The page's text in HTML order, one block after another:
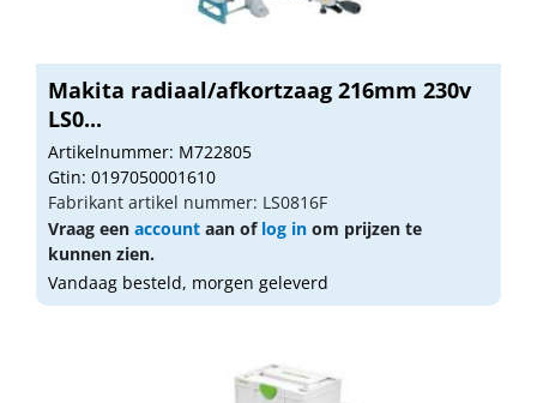
Makita radiaal/afkortzaag 216mm 230v
LS0...
Artikelnummer: M722805
Gtin: 0197050001610
Fabrikant artikel nummer: LS0816F
Vraag een account aan of log in om prijzen te
kunnen zien.
Vandaag besteld, morgen geleverd